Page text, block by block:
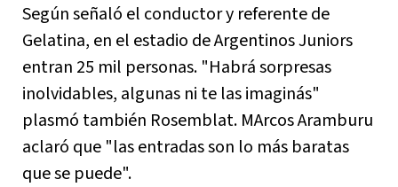
Según señaló el conductor y referente de
Gelatina, en el estadio de Argentinos Juniors
entran 25 mil personas. "Habrá sorpresas
inolvidables, algunas ni te las imaginás"
plasmó también Rosemblat. MArcos Aramburu
aclaró que "las entradas son lo más baratas
que se puede".